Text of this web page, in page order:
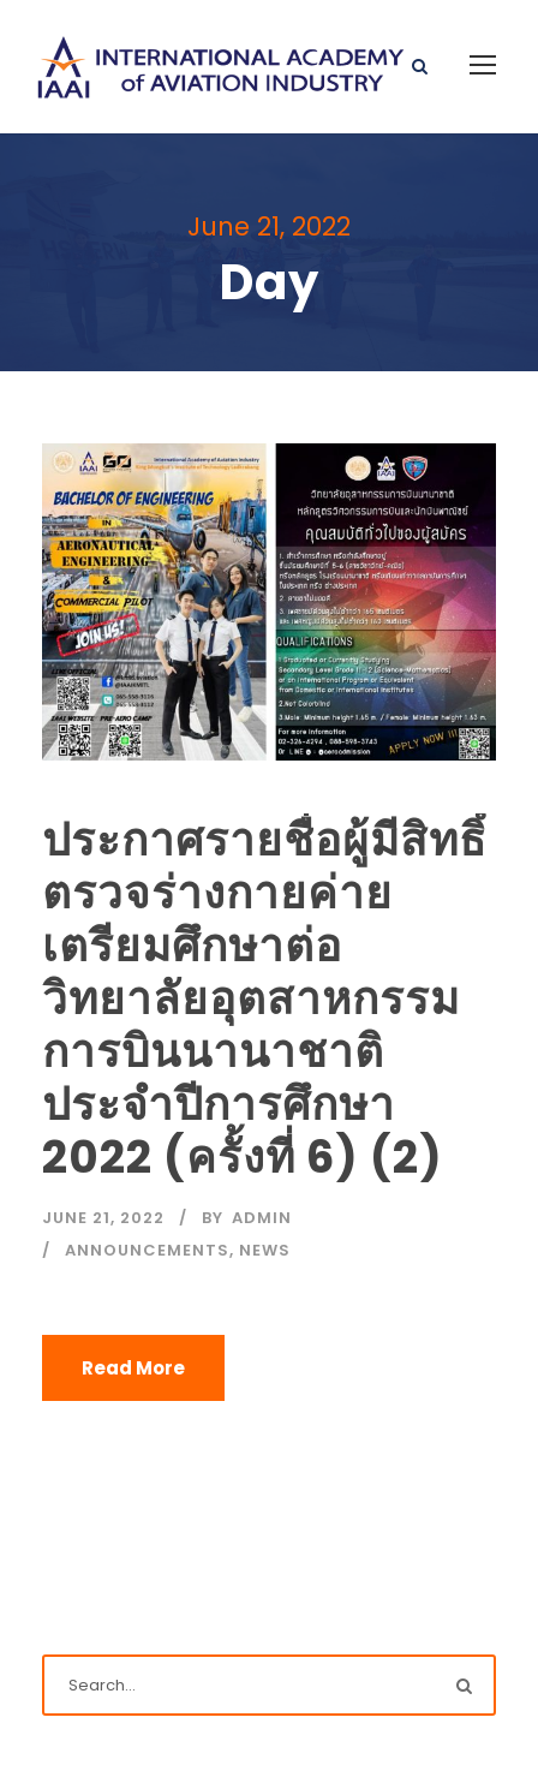
June 21, 2022
Day
ประกาศรายชื่อผู้มีสิทธิ์
ตรวจร่างกายค่าย
เตรียมศึกษาต่อ
วิทยาลัยอุตสาหกรรม
การบินนานาชาติ
ประจำปีการศึกษา
2022 (ครั้งที่ 6) (2)
JUNE 21, 2022 BY ADMIN
ANNOUNCEMENTS, NEWS
Read More